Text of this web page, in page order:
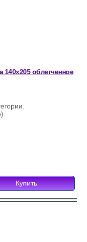
облегченное
Купить